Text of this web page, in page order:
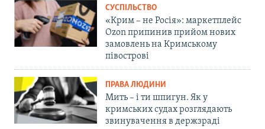
СУСПІЛЬСТВО
«Крим – не Росія»: маркетплейс
Ozon припинив прийом нових
замовлень на Кримському
півострові
ПРАВА ЛЮДИНИ
Мить – і ти шпигун. Як у
кримських судах розглядають
звинувачення в держзраді